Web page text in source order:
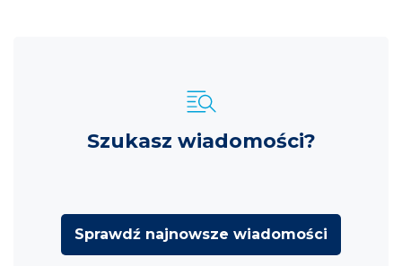
Szukasz wiadomości?
Sprawdź najnowsze wiadomości